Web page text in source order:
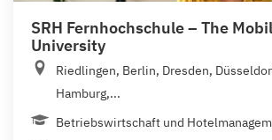
SRH Fernhochschule – The
University
Riedlingen, Berlin, Dresden,
Hamburg,...
Betriebswirtschaft und